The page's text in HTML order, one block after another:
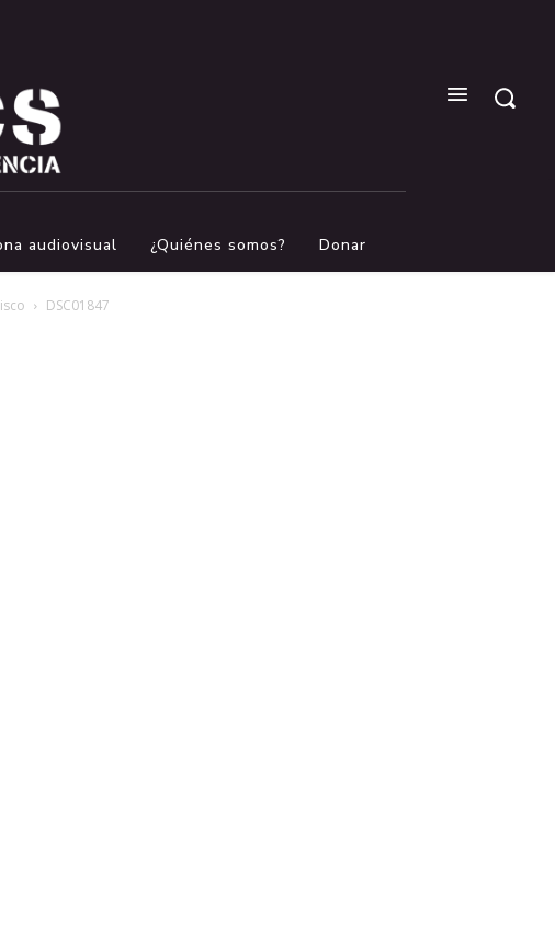
audiovisual ¿Quiénes somos? Donar
DSC01847